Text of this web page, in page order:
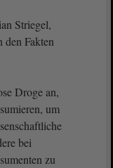
Striegel,
den Fakten
Droge an,
um
bei
zu